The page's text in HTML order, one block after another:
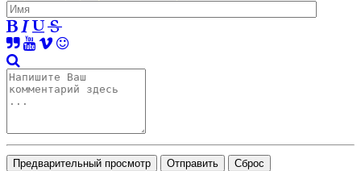
Предварительный просмотр Отправить Сброс